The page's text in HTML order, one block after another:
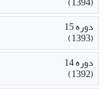
دوره 15
(1393)
دوره 14
(1392)